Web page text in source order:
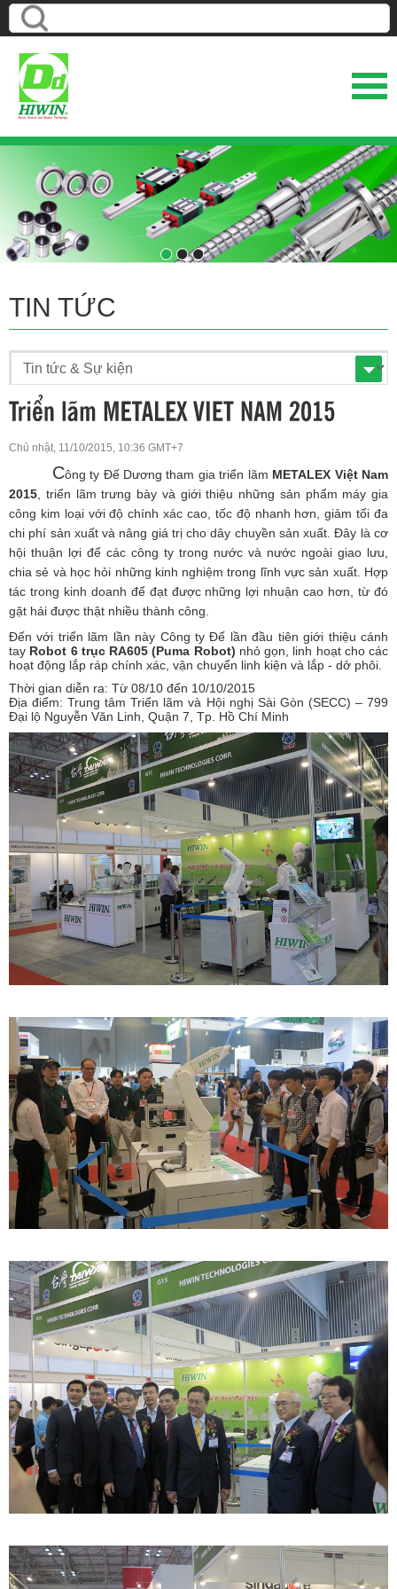
1 2 3
TIN TỨC
Chủ nhật, 11/10/2015, 10:36 GMT+7
Công ty Đế Dương tham gia triển lãm METALEX Việt Nam
2015 , triển lãm trưng bày và giới thiệu những sản phẩm máy gia
công kim loại với độ chính xác cao, tốc độ nhanh hơn, giảm tối đa
chi phí sản xuất và nâng giá trị cho dây chuyền sản xuất. Đây là cơ
hội thuận lợi để các công ty trong nước và nước ngoài giao lưu,
chia sẻ và học hỏi những kinh nghiệm trong lĩnh vực sản xuất. Hợp
tác trong kinh doanh để đạt được những lợi nhuận cao hơn, từ đó
gặt hái được thật nhiều thành công.
Đến với triển lãm lần này Công ty Đế lần đầu tiên giới thiệu cánh
tay Robot 6 trục RA605 (Puma Robot) nhỏ gọn, linh hoạt cho các
hoạt động lắp ráp chính xác, vận chuyển linh kiện và lắp - dở phôi.
Thời gian diễn ra: Từ 08/10 đến 10/10/2015
Địa điểm: Trung tâm Triển lãm và Hội nghị Sài Gòn (SECC) – 799
Đại lộ Nguyễn Văn Linh, Quận 7, Tp. Hồ Chí Minh